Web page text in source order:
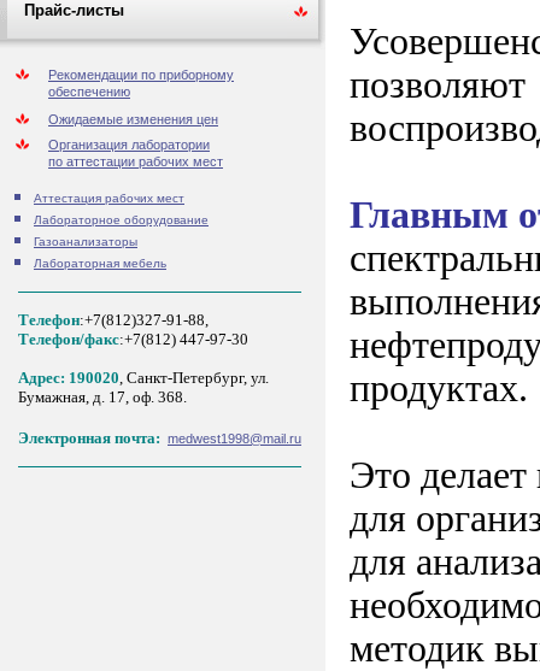
Прайс-листы
Рекомендации по приборному
обеспечению
Ожидаемые изменения цен
Организация лаборатории
по аттестации рабочих мест
Аттестация рабочих мест
Лабораторное оборудование
Газоанализаторы
Лабораторная мебель
Телефон:+7(812)327-91-88,
Tелефон/факс:+7(812) 447-97-30
Адрес: 190020, Санкт-Петербург, ул.
Бумажная, д. 17, оф. 368.
Электронная почта: medwest1998@mail.ru
Главным
продуктах.
Это
для
для
методик